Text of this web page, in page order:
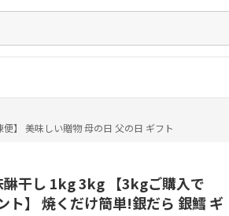
】 美味しい贈物 母の日 父の日 ギフト
醂干し 1kg 3kg 【3kgご購入で
ト】 焼くだけ簡単!銀だら 銀鱈 ギ